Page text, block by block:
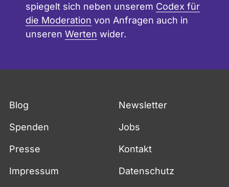
spiegelt sich neben unserem Codex für
die Moderation von Anfragen auch in
unseren Werten wider.
Blog Newsletter
Spenden Jobs
Presse Kontakt
Impressum Datenschutz